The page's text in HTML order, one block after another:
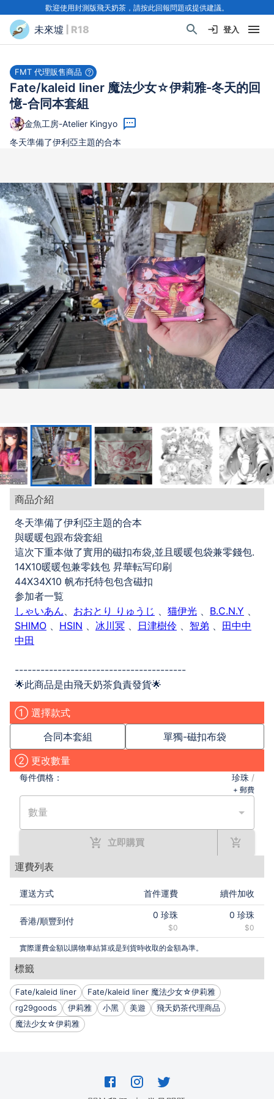
歡迎使用封測版飛天奶茶，請按此回報問題或提供建議。
未來墟 | R18 登入
FMT 代理販售商品
Fate/kaleid liner 魔法少女☆伊莉雅-冬天的回
憶-合同本套組
金魚工房-Atelier Kingyo
冬天準備了伊利亞主題的合本
商品介紹
冬天準備了伊利亞主題的合本
與暖暖包跟布袋套組
這次下重本做了實用的磁扣布袋,並且暖暖包袋兼零錢包.
14X10暖暖包兼零銭包 昇華転写印刷
44X34X10 帆布托特包包含磁扣
参加者一覧
しゃいあん
おおとり りゅうじ 猫伊光 B.C.N.Y
SHIMO
HSIN 冰川冥 日津樹伶 智弟
田中中
中田
----------------------------------------
🌟此商品是由飛天奶茶負責發貨🌟
① 選擇款式
合同本套組
單獨-磁扣布袋
② 更改數量
每件價格： 珍珠 /
+ 郵費
數量
立即購買
運費列表
運送方式 首件運費 續件加收
香港/順豐到付
0 珍珠
$0
0 珍珠
$0
實際運費金額以購物車結算或是到貨時收取的金額為準。
標籤
Fate/kaleid liner
Fate/kaleid liner 魔法少女☆伊莉雅
rg29goods
伊莉雅 小黑 美遊
飛天奶茶代理商品
魔法少女☆伊莉雅